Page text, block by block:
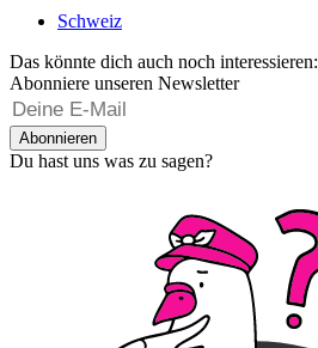
Schweiz
Das könnte dich auch noch interessieren:
Abonniere unseren Newsletter
Abonnieren
Du hast uns was zu sagen?